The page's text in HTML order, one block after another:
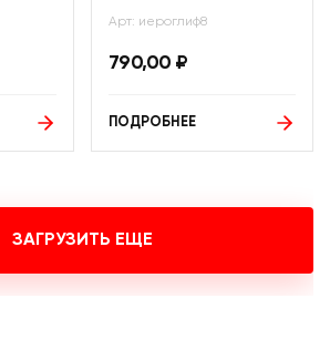
Арт: иероглиф8
790,00 ₽
ПОДРОБНЕЕ
ЗАГРУЗИТЬ ЕЩЕ